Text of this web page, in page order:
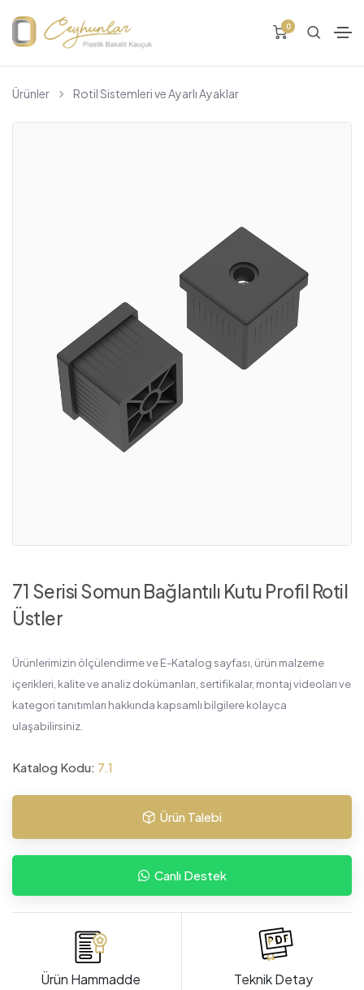
0
Ürünler Rotil Sistemleri ve Ayarlı Ayaklar
71 Serisi Somun Bağlantılı Kutu Profil Rotil
Üstler
Ürünlerimizin ölçülendirme ve E-Katalog sayfası, ürün malzeme
içerikleri, kalite ve analiz dokümanları, sertifikalar, montaj videoları ve
kategori tanıtımları hakkında kapsamlı bilgilere kolayca
ulaşabilirsiniz.
Katalog Kodu: 7.1
Ürün Talebi
Canlı Destek
Ürün Hammadde
Teknik Detay